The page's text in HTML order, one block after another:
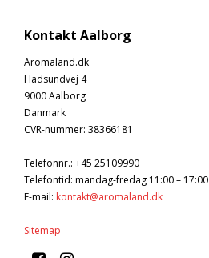
Kontakt Aalborg
Aromaland.dk
Hadsundvej 4
9000 Aalborg
Danmark
CVR-nummer: 38366181
Telefonnr.: +45 25109990
Telefontid: mandag-fredag 11:00 – 17:00
E-mail: kontakt@aromaland.dk
Sitemap